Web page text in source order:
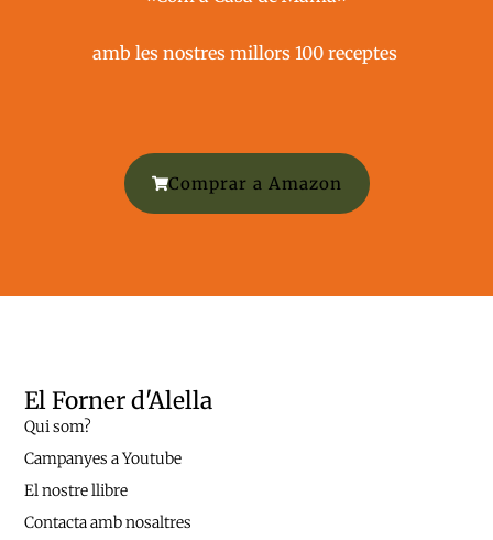
amb les nostres millors 100 receptes ​
Comprar a Amazon
El Forner d'Alella
Qui som?
Campanyes a Youtube
El nostre llibre
Contacta amb nosaltres